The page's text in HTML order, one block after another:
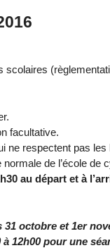
scolaires
facultative.
ne respectent pas les
de l’école de
au départ et à
octobre et 1er
12h00 pour une